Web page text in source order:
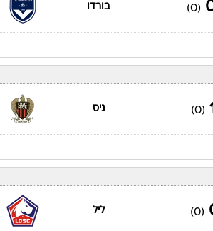
(0) בורדו
(0) ניס
(0) ליל